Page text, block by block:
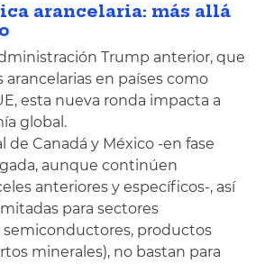
arancelaria: más allá
Trump anterior, que
en países como
esta nueva ronda impacta a
global.
de Canadá y México -en fase
aunque continúen
anteriores y específicos-, así
para sectores
productos
minerales), no bastan para